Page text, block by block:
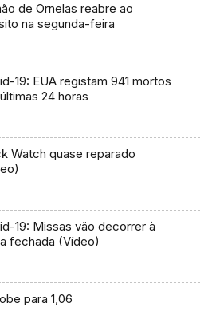
de Ornelas reabre ao
na segunda-feira
19: EUA registam 941 mortos
24 horas
Watch quase reparado
19: Missas vão decorrer à
fechada (Vídeo)
para 1,06